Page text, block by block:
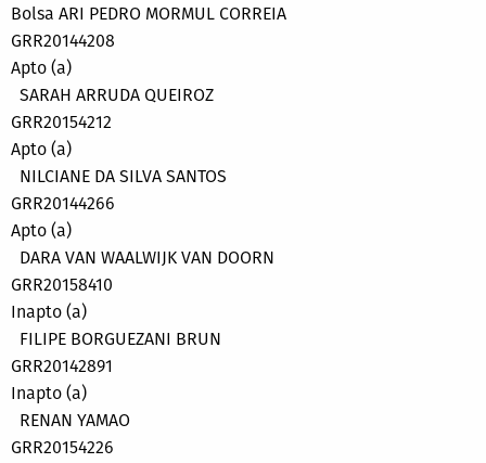
Bolsa ARI PEDRO MORMUL CORREIA
GRR20144208
Apto (a)
SARAH ARRUDA QUEIROZ
GRR20154212
Apto (a)
NILCIANE DA SILVA SANTOS
GRR20144266
Apto (a)
DARA VAN WAALWIJK VAN DOORN
GRR20158410
Inapto (a)
FILIPE BORGUEZANI BRUN
GRR20142891
Inapto (a)
RENAN YAMAO
GRR20154226